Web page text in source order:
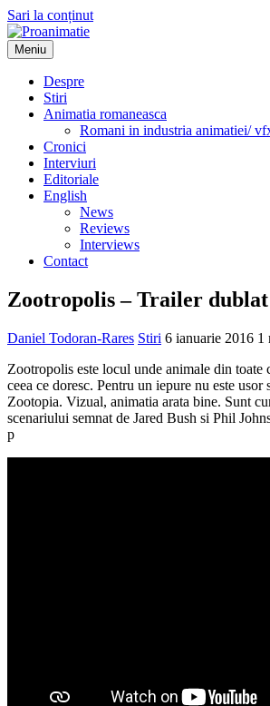
Sari la conținut
Proanimatie
Stiri despre filme de animatie
Meniu
Despre
Stiri
Animatia romaneasca
Romani in industria animatiei/
Cronici
Interviuri
Editoriale
English
News
Reviews
Interviews
Contact
Zootropolis – Trailer
Daniel Todoran-Rares Stiri 6 ianuarie 2016 1
Zootropolis este locul unde animale din
ceea ce doresc. Pentru un iepure nu este
Zootopia. Vizual, animatia arata bine. Sunt
scenariului semnat de Jared Bush si Phil
p